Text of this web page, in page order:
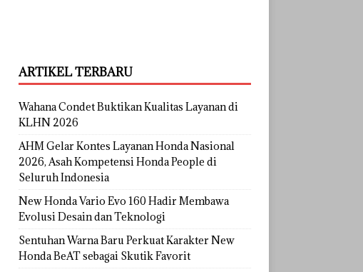
ARTIKEL TERBARU
Wahana Condet Buktikan Kualitas Layanan di
KLHN 2026
AHM Gelar Kontes Layanan Honda Nasional
2026, Asah Kompetensi Honda People di
Seluruh Indonesia
New Honda Vario Evo 160 Hadir Membawa
Evolusi Desain dan Teknologi
Sentuhan Warna Baru Perkuat Karakter New
Honda BeAT sebagai Skutik Favorit